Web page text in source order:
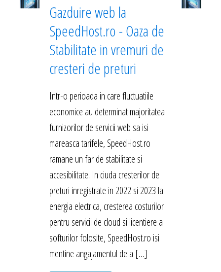
Gazduire web la
SpeedHost.ro - Oaza de
Stabilitate in vremuri de
cresteri de preturi
Intr-o perioada in care fluctuatiile
economice au determinat majoritatea
furnizorilor de servicii web sa isi
mareasca tarifele, SpeedHost.ro
ramane un far de stabilitate si
accesibilitate. In ciuda cresterilor de
preturi inregistrate in 2022 si 2023 la
energia electrica, cresterea costurilor
pentru servicii de cloud si licentiere a
softurilor folosite, SpeedHost.ro isi
mentine angajamentul de a […]